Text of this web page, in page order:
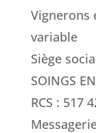
Vignerons
variable
Siège
SOINGS
RCS : 517